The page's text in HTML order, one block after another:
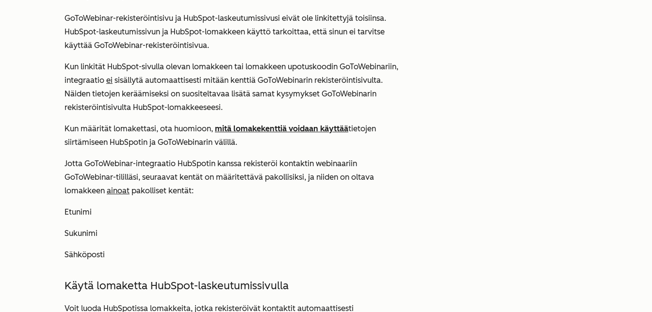
GoToWebinar-rekisteröintisivu ja HubSpot-laskeutumissivusi eivät ole linkitettyjä toisiinsa.
HubSpot-laskeutumissivun ja HubSpot-lomakkeen käyttö tarkoittaa, että sinun ei tarvitse
käyttää GoToWebinar-rekisteröintisivua.
Kun linkität HubSpot-sivulla olevan lomakkeen tai lomakkeen upotuskoodin GoToWebinariin,
integraatio ei sisällytä automaattisesti mitään kenttiä GoToWebinarin rekisteröintisivulta.
Näiden tietojen keräämiseksi on suositeltavaa lisätä samat kysymykset GoToWebinarin
rekisteröintisivulta HubSpot-lomakkeeseesi.
Kun määrität lomakettasi, ota huomioon, mitä lomakekenttiä voidaan käyttäätietojen
siirtämiseen HubSpotin ja GoToWebinarin välillä.
Jotta GoToWebinar-integraatio HubSpotin kanssa rekisteröi kontaktin webinaariin
GoToWebinar-tililläsi, seuraavat kentät on määritettävä pakollisiksi, ja niiden on oltava
lomakkeen ainoat pakolliset kentät:
Etunimi
Sukunimi
Sähköposti
Käytä lomaketta HubSpot-laskeutumissivulla
Voit luoda HubSpotissa lomakkeita, jotka rekisteröivät kontaktit automaattisesti